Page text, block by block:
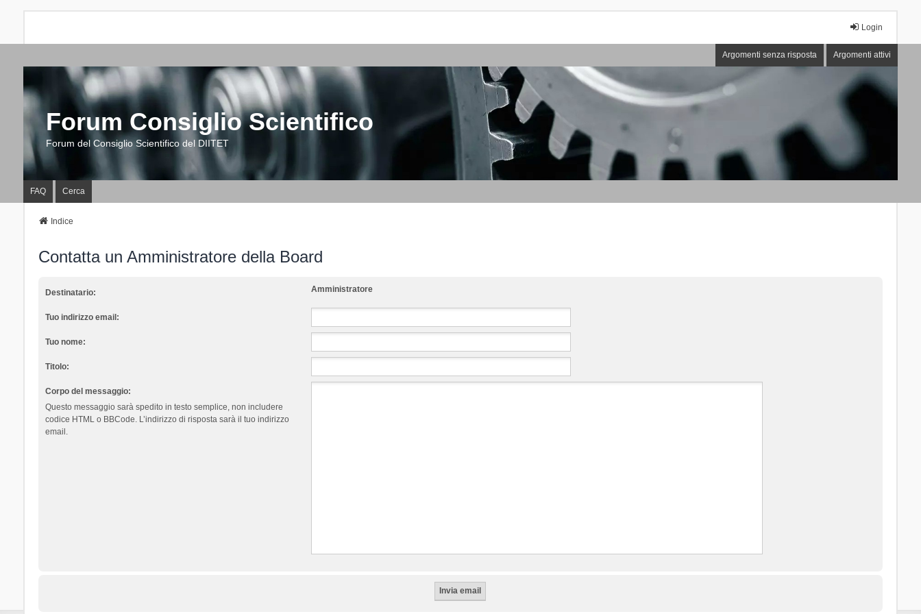
Login
Argomenti senza risposta Argomenti attivi
Forum Consiglio Scientifico
Forum del Consiglio Scientifico del DIITET
FAQ Cerca
Indice
Contatta un Amministratore della Board
Destinatario: Amministratore
Tuo indirizzo email:
Tuo nome:
Titolo:
Corpo del messaggio:
Questo messaggio sarà spedito in testo semplice, non includere
codice HTML o BBCode. L’indirizzo di risposta sarà il tuo indirizzo
email.